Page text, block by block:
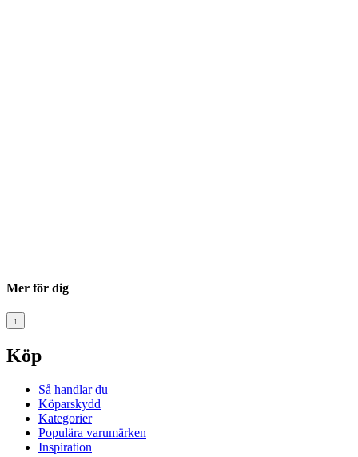
Mer för dig
↑
Köp
Så handlar du
Köparskydd
Kategorier
Populära varumärken
Inspiration